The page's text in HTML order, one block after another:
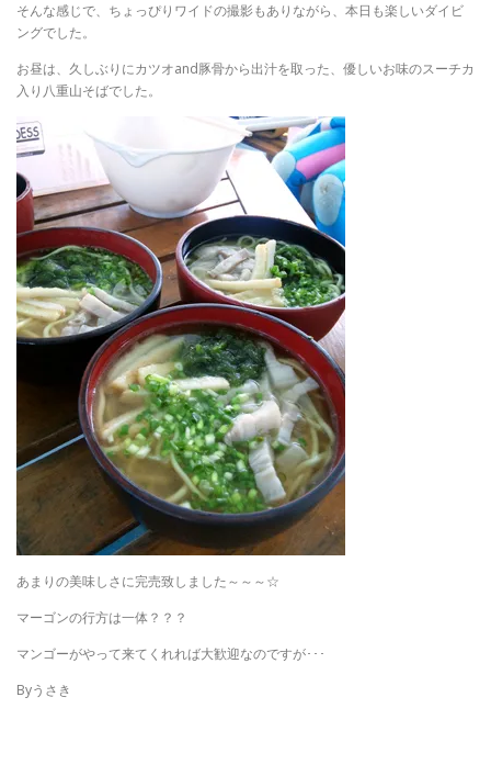
そんな感じで、ちょっぴりワイドの撮影もありながら、本日も楽しいダイビ
ングでした。
お昼は、久しぶりにカツオand豚骨から出汁を取った、優しいお味のスーチカ
入り八重山そばでした。
あまりの美味しさに完売致しました～～～☆
マーゴンの行方は一体？？？
マンゴーがやって来てくれれば大歓迎なのですが･･･
Byうさき